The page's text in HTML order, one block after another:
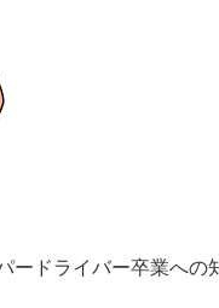
ードライバー卒業への